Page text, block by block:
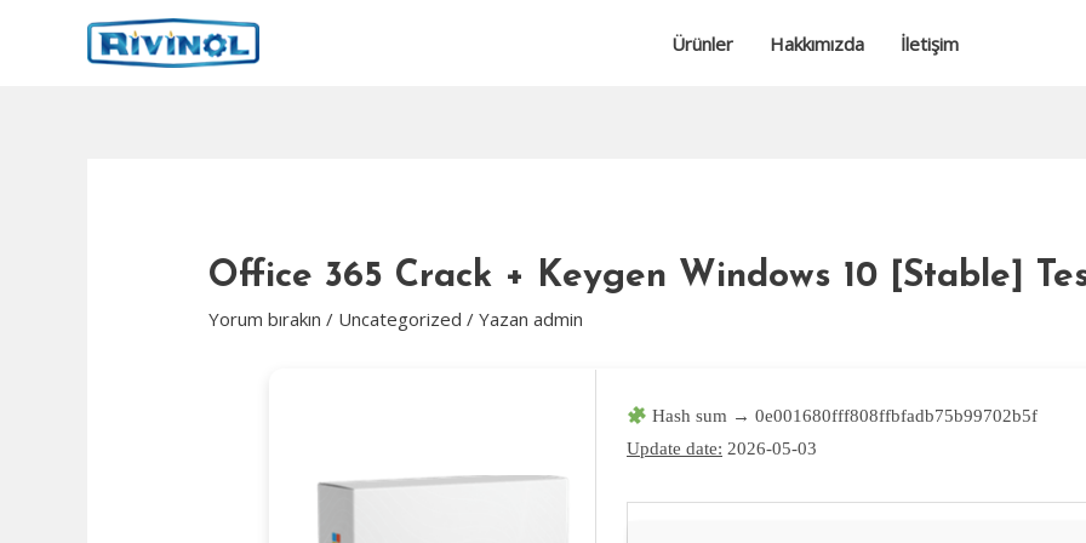
Ürünler Hakkımızda İletişim
Office 365 Crack + Keygen Windows 10 [Stable]
Yorum bırakın / Uncategorized / Yazan admin
Hash sum → 0e001680fff808ffbfadb75b99702b5f
Update date: 2026-05-03